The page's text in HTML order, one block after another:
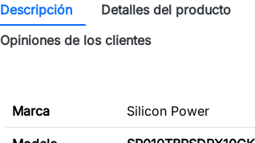
Descripción
Detalles del producto
Opiniones de los clientes
Marca Silicon Power